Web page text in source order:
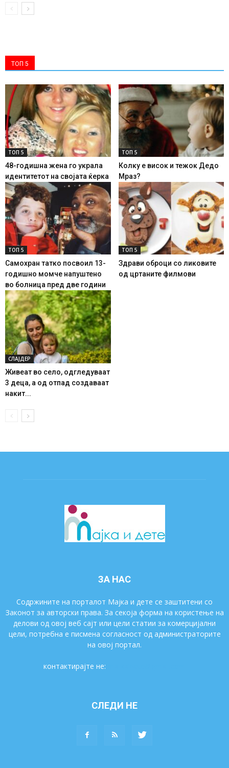
ТОП 5
ТОП 5
48-годишна жена го украла
идентитетот на својата ќерка
ТОП 5
Колку е висок и тежок Дедо
Мраз?
ТОП 5
Самохран татко посвоил 13-
годишно момче напуштено
во болница пред две години
ТОП 5
Здрави оброци со ликовите
од цртаните филмови
СЛАЈДЕР
Живеат во село, одгледуваат
3 деца, а од отпад создаваат
накит...
ЗА НАС
Содржините на порталот Мајка и дете се заштитени со
Законот за авторски права. За секоја форма на користење на
делови од овој веб сајт или цели статии за комерцијални
цели, потребна е писмена согласност од администраторите
на овој портал.
контактирајте не:
СЛЕДИ НЕ